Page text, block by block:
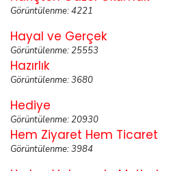
Görüntülenme: 4221
Hayal ve Gerçek
Görüntülenme: 25553
Hazırlık
Görüntülenme: 3680
Hediye
Görüntülenme: 20930
Hem Ziyaret Hem Ticaret
Görüntülenme: 3984